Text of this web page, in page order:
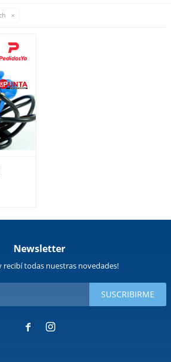
Newsletter
recibí todas nuestras novedades!
SUSCRIBIRME
 